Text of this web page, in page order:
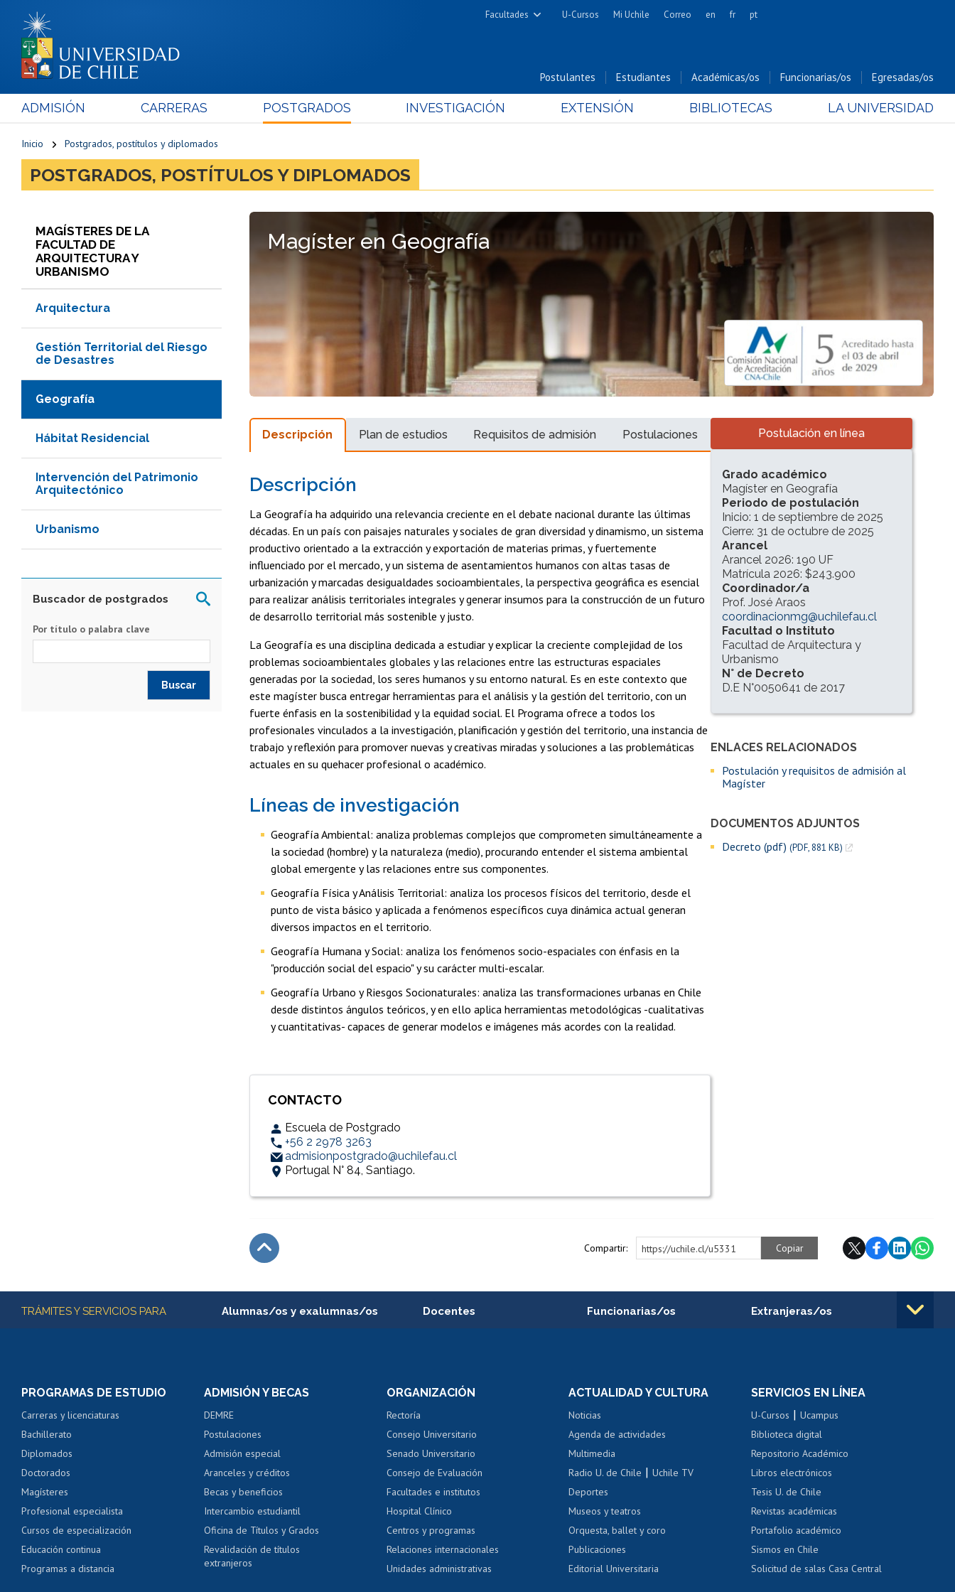
Facultades
Cs. Físicas y Matemáticas
Cs. Forestales y Conservación
Cs. Químicas y Farmacéuticas
Cs. Sociales
Estudios Avanzados en Educación
Estudios Internacionales
Alimentos
Bachillerato
Hospital Clínico
U-Cursos Mi Uchile Correo en fr pt
Postulantes Estudiantes Académicas/os Funcionarias/os Egresadas/os
ADMISIÓN CARRERAS POSTGRADOS INVESTIGACIÓN EXTENSIÓN BIBLIOTECAS LA UNIVERSIDAD
Inicio Postgrados, postítulos y diplomados
POSTGRADOS, POSTÍTULOS Y DIPLOMADOS
MAGÍSTERES DE LA
FACULTAD DE
ARQUITECTURA Y
URBANISMO
Arquitectura
Gestión Territorial del Riesgo
de Desastres
Geografía
Hábitat Residencial
Intervención del Patrimonio
Arquitectónico
Urbanismo
Buscador de postgrados
Por título o palabra clave
Magíster en Geografía
Descripción Plan de estudios Requisitos de admisión Postulaciones
Descripción
La Geografía ha adquirido una relevancia creciente en el debate nacional durante las últimas
décadas. En un país con paisajes naturales y sociales de gran diversidad y dinamismo, un sistema
productivo orientado a la extracción y exportación de materias primas, y fuertemente
influenciado por el mercado, y un sistema de asentamientos humanos con altas tasas de
urbanización y marcadas desigualdades socioambientales, la perspectiva geográfica es esencial
para realizar análisis territoriales integrales y generar insumos para la construcción de un futuro
de desarrollo territorial más sostenible y justo.
La Geografía es una disciplina dedicada a estudiar y explicar la creciente complejidad de los
problemas socioambientales globales y las relaciones entre las estructuras espaciales
generadas por la sociedad, los seres humanos y su entorno natural. Es en este contexto que
este magíster busca entregar herramientas para el análisis y la gestión del territorio, con un
fuerte énfasis en la sostenibilidad y la equidad social. El Programa ofrece a todos los
profesionales vinculados a la investigación, planificación y gestión del territorio, una instancia de
trabajo y reflexión para promover nuevas y creativas miradas y soluciones a las problemáticas
actuales en su quehacer profesional o académico.
Líneas de investigación
Geografía Ambiental: analiza problemas complejos que comprometen simultáneamente a
la sociedad (hombre) y la naturaleza (medio), procurando entender el sistema ambiental
global emergente y las relaciones entre sus componentes.
Geografía Física y Análisis Territorial: analiza los procesos físicos del territorio, desde el
punto de vista básico y aplicada a fenómenos específicos cuya dinámica actual generan
diversos impactos en el territorio.
Geografía Humana y Social: analiza los fenómenos socio-espaciales con énfasis en la
"producción social del espacio" y su carácter multi-escalar.
Geografía Urbano y Riesgos Socionaturales: analiza las transformaciones urbanas en Chile
desde distintos ángulos teóricos, y en ello aplica herramientas metodológicas -cualitativas
y cuantitativas- capaces de generar modelos e imágenes más acordes con la realidad.
CONTACTO
Escuela de Postgrado
+56 2 2978 3263
admisionpostgrado@uchilefau.cl
Portugal N° 84, Santiago.
Accesos directos
Postulación en línea
INFORMACIÓN DEL PROGRAMA
Grado académico
Magíster en Geografía
Periodo de postulación
Inicio: 1 de septiembre de 2025
Cierre: 31 de octubre de 2025
Arancel
Arancel 2026: 190 UF
Matrícula 2026: $243.900
Coordinador/a
Prof. José Araos
coordinacionmg@uchilefau.cl
Facultad o Instituto
Facultad de Arquitectura y
Urbanismo
N° de Decreto
D.E N°0050641 de 2017
Enlaces y documentos de interés
ENLACES RELACIONADOS
Postulación y requisitos de admisión al
Magíster
DOCUMENTOS ADJUNTOS
Decreto (pdf) (PDF, 881 KB)
Compartir: https://uchile.cl/u5331 Copiar
Más información
TRÁMITES Y SERVICIOS PARA Alumnas/os y exalumnas/os
Servicio médico y dental
Pago de arancel y crédito alumnos
Pago de arancel y crédito exalumnos
Certificado de títulos y grados
Docentes
Perfeccionamiento
Evaluación docente
Calificación académica
Postulación al AUCAI
Funcionarias/os
Portal de movilidad interna
Certificado de renta
Certificado de renta
Extranjeras/os
Cursos de español
Mi Uchile Ayuda tecnológica Tarjeta TUI Acoso laboral, sexual y violencia Denuncias administrativas
PROGRAMAS DE ESTUDIO
Carreras y licenciaturas
Bachillerato
Diplomados
Doctorados
Magísteres
Profesional especialista
Cursos de especialización
Educación continua
Programas a distancia
ADMISIÓN Y BECAS
DEMRE
Postulaciones
Admisión especial
Aranceles y créditos
Becas y beneficios
Intercambio estudiantil
Oficina de Títulos y Grados
Revalidación de títulos
extranjeros
ORGANIZACIÓN
Rectoría
Consejo Universitario
Senado Universitario
Consejo de Evaluación
Facultades e institutos
Hospital Clínico
Centros y programas
Relaciones internacionales
Unidades administrativas
ACTUALIDAD Y CULTURA
Noticias
Agenda de actividades
Multimedia
Radio U. de Chile |Uchile TV
Deportes
Museos y teatros
Orquesta, ballet y coro
Publicaciones
Editorial Universitaria
SERVICIOS EN LÍNEA
U-Cursos |Ucampus
Biblioteca digital
Repositorio Académico
Libros electrónicos
Tesis U. de Chile
Revistas académicas
Portafolio académico
Sismos en Chile
Solicitud de salas Casa Central